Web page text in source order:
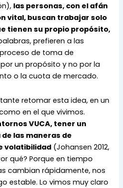
las personas, con el afán
vital, buscan trabajar solo
tienen su propio propósito,
prefieren a las
de toma de
un propósito y no por la
o la cuota de mercado.
retomar esta idea, en un
VUCA, tener un
las maneras de
volatibilidad (Johansen 2012,
qué? Porque en tiempo
cambian rápidamente, nos
estable. Lo vimos muy claro